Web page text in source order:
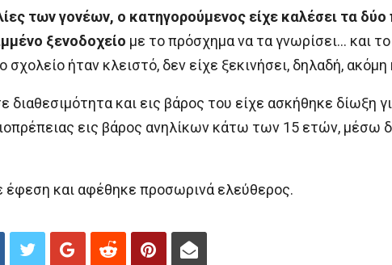
των γονέων, ο κατηγορούμενος είχε καλέσει τα δύο
ξενοδοχείο με το πρόσχημα να τα γνωρίσει… και
ήταν κλειστό, δεν είχε ξεκινήσει, δηλαδή, ακόμη
διαθεσιμότητα και εις βάρος του είχε ασκήθηκε δίωξη
εις βάρος ανηλίκων κάτω των 15 ετών, μέσω
έφεση και αφέθηκε προσωρινά ελεύθερος.